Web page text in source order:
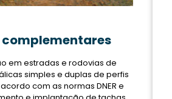
complementares
em estradas e rodovias de
simples e duplas de perfis
com as normas DNER e